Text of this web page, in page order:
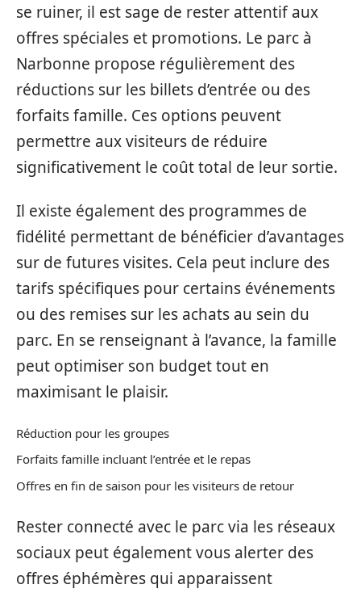
se ruiner, il est sage de rester attentif aux
offres spéciales et promotions. Le parc à
Narbonne propose régulièrement des
réductions sur les billets d’entrée ou des
forfaits famille. Ces options peuvent
permettre aux visiteurs de réduire
significativement le coût total de leur sortie.
Il existe également des programmes de
fidélité permettant de bénéficier d’avantages
sur de futures visites. Cela peut inclure des
tarifs spécifiques pour certains événements
ou des remises sur les achats au sein du
parc. En se renseignant à l’avance, la famille
peut optimiser son budget tout en
maximisant le plaisir.
Réduction pour les groupes
Forfaits famille incluant l’entrée et le repas
Offres en fin de saison pour les visiteurs de retour
Rester connecté avec le parc via les réseaux
sociaux peut également vous alerter des
offres éphémères qui apparaissent